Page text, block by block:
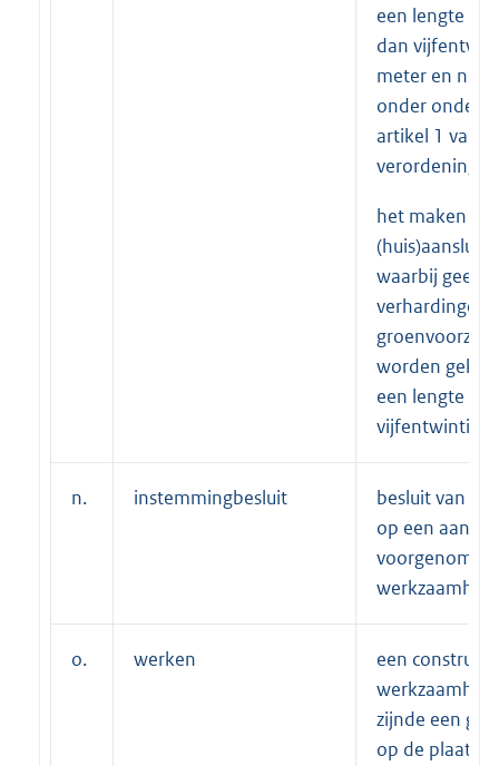
een lengte
dan
meter en niet
onder
artikel 1 van
verordening;
het maken
waarbij geen
verhardingen
worden
een lengte van
vijfentwintig
n. instemmingbesluit
besluit van
op een
voorgenomen
o. werken
een
zijnde een
op de plaats